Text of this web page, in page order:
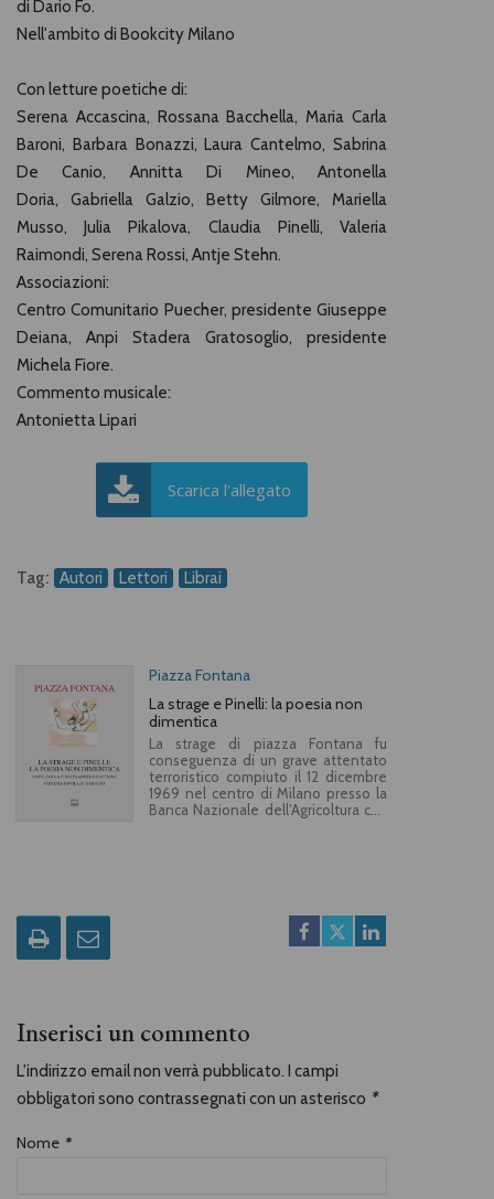
di Dario Fo.
Nell'ambito di Bookcity Milano
Con letture poetiche di:
Serena Accascina, Rossana Bacchella, Maria Carla
Baroni, Barbara Bonazzi, Laura Cantelmo, Sabrina
De Canio, Annitta Di Mineo, Antonella
Doria, Gabriella Galzio, Betty Gilmore, Mariella
Musso, Julia Pikalova, Claudia Pinelli, Valeria
Raimondi, Serena Rossi, Antje Stehn.
Associazioni:
Centro Comunitario Puecher, presidente Giuseppe
Deiana, Anpi Stadera Gratosoglio, presidente
Michela Fiore.
Commento musicale:
Antonietta Lipari
Scarica l'allegato
Tag: Autori Lettori Librai
Piazza Fontana
La strage e Pinelli: la poesia non
dimentica
La strage di piazza Fontana fu
conseguenza di un grave attentato
terroristico compiuto il 12 dicembre
1969 nel centro di Milano presso la
Banca Nazionale dell’Agricoltura che
Raboni, in particolare ricordando
Giuseppe Pinelli, ferroviere
trattenuto qualche giorno dopo la
strage. Non è mai stata chiarita la
magistrato Guido Salvini: «con
Giuseppe Pinelli la Giustizia è stata
solo dolore e cecità». Con poesie di
Inserisci un commento
L'indirizzo email non verrà pubblicato. I campi
obbligatori sono contrassegnati con un asterisco *
Nome *